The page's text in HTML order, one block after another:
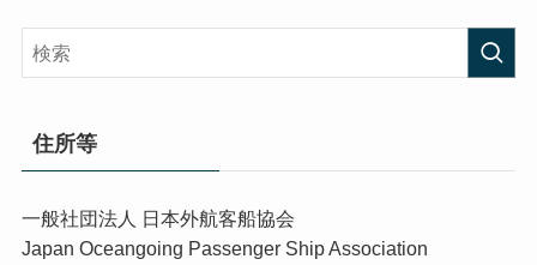
住所等
一般社団法人 日本外航客船協会
Japan Oceangoing Passenger Ship Association